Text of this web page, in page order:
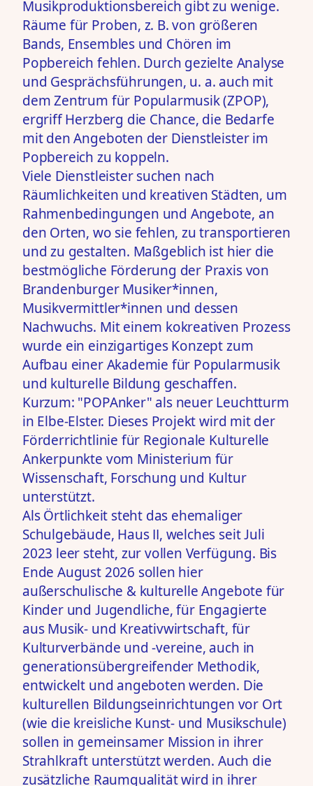
Musikproduktionsbereich gibt zu wenige.
Räume für Proben, z. B. von größeren
Bands, Ensembles und Chören im
Popbereich fehlen. Durch gezielte Analyse
und Gesprächsführungen, u. a. auch mit
dem Zentrum für Popularmusik (ZPOP),
ergriff Herzberg die Chance, die Bedarfe
mit den Angeboten der Dienstleister im
Popbereich zu koppeln.
Viele Dienstleister suchen nach
Räumlichkeiten und kreativen Städten, um
Rahmenbedingungen und Angebote, an
den Orten, wo sie fehlen, zu transportieren
und zu gestalten. Maßgeblich ist hier die
bestmögliche Förderung der Praxis von
Brandenburger Musiker*innen,
Musikvermittler*innen und dessen
Nachwuchs. Mit einem kokreativen Prozess
wurde ein einzigartiges Konzept zum
Aufbau einer Akademie für Popularmusik
und kulturelle Bildung geschaffen.
Kurzum: "POPAnker" als neuer Leuchtturm
in Elbe-Elster. Dieses Projekt wird mit der
Förderrichtlinie für Regionale Kulturelle
Ankerpunkte vom Ministerium für
Wissenschaft, Forschung und Kultur
unterstützt.
Als Örtlichkeit steht das ehemaliger
Schulgebäude, Haus II, welches seit Juli
2023 leer steht, zur vollen Verfügung. Bis
Ende August 2026 sollen hier
außerschulische & kulturelle Angebote für
Kinder und Jugendliche, für Engagierte
aus Musik- und Kreativwirtschaft, für
Kulturverbände und -vereine, auch in
generationsübergreifender Methodik,
entwickelt und angeboten werden. Die
kulturellen Bildungseinrichtungen vor Ort
(wie die kreisliche Kunst- und Musikschule)
sollen in gemeinsamer Mission in ihrer
Strahlkraft unterstützt werden. Auch die
zusätzliche Raumqualität wird in ihrer